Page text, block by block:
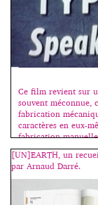
Ce film revient sur
souvent méconnue,
fabrication
caractères en eux-
fabrication
du poinçon et fonte
caractères un par
une matrice) à la
mécanisée permise
l’invention du
[UN]EARTH, un
par Arnaud Darré.